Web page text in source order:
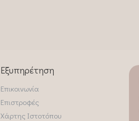
Εξυπηρέτηση
Επικοινωνία
Επιστροφές
Χάρτης Ιστοτόπου